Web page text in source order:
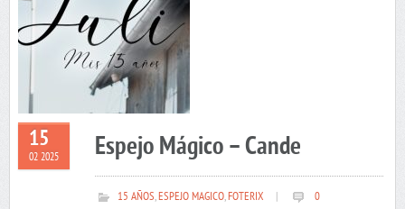
15
02 2025 Espejo Mágico – Cande
15 AÑOS,ESPEJO MAGICO,FOTERIX 0